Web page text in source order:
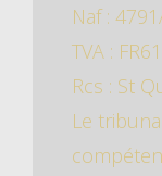
Naf :
TVA :
Rcs : St
Le